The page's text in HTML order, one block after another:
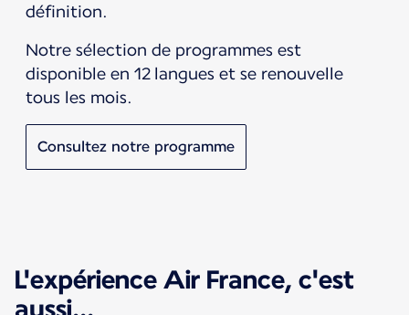
définition.
Notre sélection de programmes est
disponible en 12 langues et se renouvelle
tous les mois.
Consultez notre programme
L'expérience Air France, c'est
aussi...